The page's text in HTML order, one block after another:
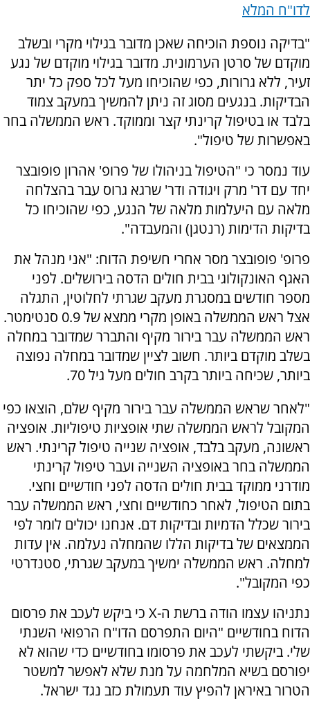
לדו"ח המלא
"בדיקה נוספת הוכיחה שאכן מדובר בגילוי מקרי ובשלב
מוקדם של סרטן הערמונית. מדובר בגילוי מוקדם של נגע
זעיר, ללא גרורות, כפי שהוכיחו מעל לכל ספק כל יתר
הבדיקות. בנגעים מסוג זה ניתן להמשיך במעקב צמוד
בלבד או בטיפול קרינתי קצר וממוקד. ראש הממשלה בחר
באפשרות של טיפול".
עוד נמסר כי "הטיפול בניהולו של פרופ' אהרון פופובצר
יחד עם דר' מרק ויגודה ודר' שרגא גרוס עבר בהצלחה
מלאה עם היעלמות מלאה של הנגע, כפי שהוכיחו כל
בדיקות הדימות (רנטגן) והמעבדה".
פרופ' פופובצר מסר אחרי חשיפת הדוח: "אני מנהל את
האגף האונקולוגי בבית חולים הדסה בירושלים. לפני
מספר חודשים במסגרת מעקב שגרתי לחלוטין, התגלה
אצל ראש הממשלה באופן מקרי ממצא של 0.9 סנטימטר.
ראש הממשלה עבר בירור מקיף והתברר שמדובר במחלה
בשלב מוקדם ביותר. חשוב לציין שמדובר במחלה נפוצה
ביותר, שכיחה ביותר בקרב חולים מעל גיל 70.
"לאחר שראש הממשלה עבר בירור מקיף שלם, הוצאו כפי
המקובל לראש הממשלה שתי אופציות טיפוליות. אופציה
ראשונה, מעקב בלבד, אופציה שנייה טיפול קרינתי. ראש
הממשלה בחר באופציה השנייה ועבר טיפול קרינתי
מודרני ממוקד בבית חולים הדסה לפני חודשיים וחצי.
בתום הטיפול, לאחר כחודשיים וחצי, ראש הממשלה עבר
בירור שכלל הדמיות ובדיקות דם. אנחנו יכולים לומר לפי
הממצאים של בדיקות הללו שהמחלה נעלמה. אין עדות
למחלה. ראש הממשלה ימשיך במעקב שגרתי, סטנדרטי
כפי המקובל".
נתניהו עצמו הודה ברשת ה-X כי ביקש לעכב את פרסום
הדוח בחודשיים "היום התפרסם הדו"ח הרפואי השנתי
שלי. ביקשתי לעכב את פרסומו בחודשיים כדי שהוא לא
יפורסם בשיא המלחמה על מנת שלא לאפשר למשטר
הטרור באיראן להפיץ עוד תעמולת כזב נגד ישראל.